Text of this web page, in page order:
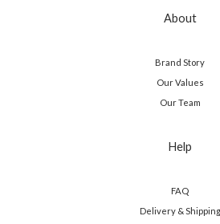
About
Brand Story
Our Values
Our Team
Help
FAQ
Delivery & Shipping